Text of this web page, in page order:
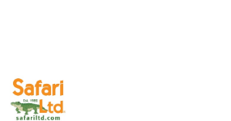
NAZWA
PRODUCENTA:
SAFARI
LTD